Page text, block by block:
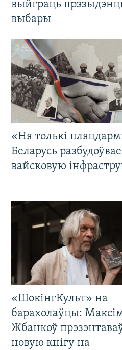
выйграць
выбары
«Ня толькі
Беларусь разбудоўвае
вайсковую
«ШокінгКульт» на
барахолаўцы:
Жбанкоў
новую кнігу на